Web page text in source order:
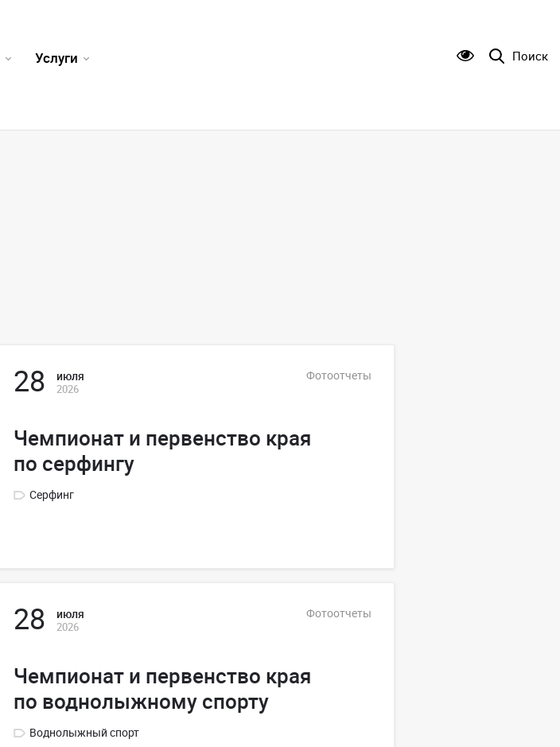
Услуги Поиск
28 июля
2026
Фотоотчеты
Чемпионат и первенство края
по серфингу
Серфинг
28 июля
2026
Фотоотчеты
Чемпионат и первенство края
по воднолыжному спорту
Воднолыжный спорт